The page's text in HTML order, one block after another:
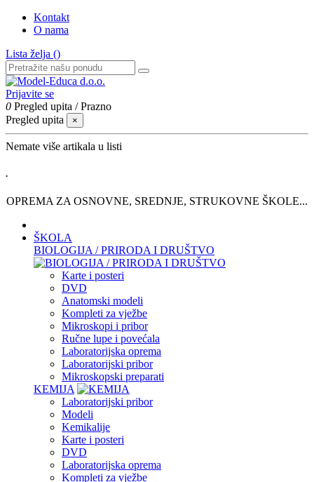
Kontakt
O nama
Lista želja ()
Prijavite se
0 Pregled upita /Prazno
Pregled upita
×
Nemate više artikala u listi
.
OPREMA ZA OSNOVNE, SREDNJE, STRUKOVNE ŠKOLE...
ŠKOLA
BIOLOGIJA / PRIRODA I DRUŠTVO
Karte i posteri
DVD
Anatomski modeli
Kompleti za vježbe
Mikroskopi i pribor
Ručne lupe i povećala
Laboratorijska oprema
Laboratorijski pribor
Mikroskopski preparati
KEMIJA
Laboratorijski pribor
Modeli
Kemikalije
Karte i posteri
DVD
Laboratorijska oprema
Kompleti za vježbe